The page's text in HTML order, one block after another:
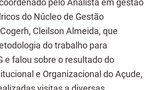
do Núcleo de Gestão
Cleilson Almeida, que
do trabalho para
e falou sobre o resultado do
e Organizacional do Açude,